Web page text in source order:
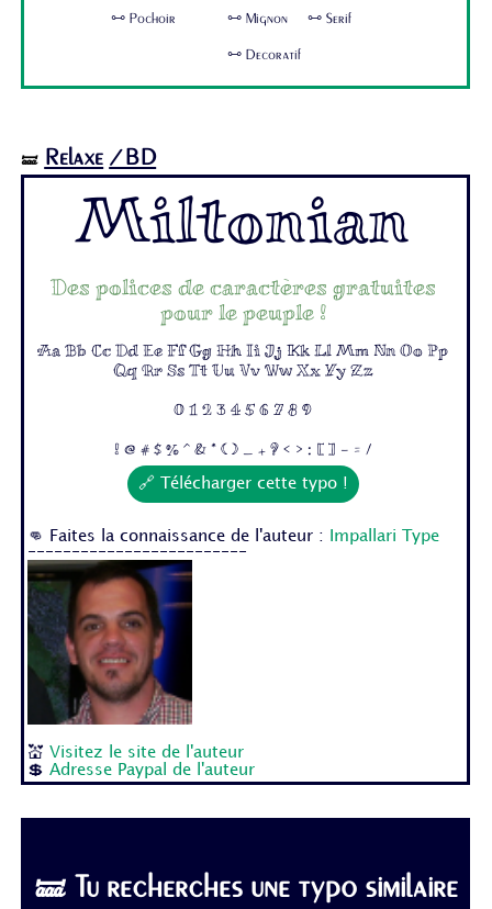
🜺 Pochoir 🜺 Mignon
🜺 Decoratif
🜺 Serif
🝛 Relaxe /BD
Miltonian
Des polices de caractères gratuites
pour le peuple !
Aa Bb Cc Dd Ee Ff Gg Hh Ii Jj Kk Ll Mm Nn Oo Pp
Qq Rr Ss Tt Uu Vv Ww Xx Yy Zz
0 1 2 3 4 5 6 7 8 9
! @ # $ % ^ & * ( ) _ + ? < > : [ ] - = /
🔗 Télécharger cette typo !
👊 Faites la connaissance de l'auteur :
Impallari Type
-------------------------
💒 Visitez le site de l'auteur
💲Adresse Paypal de l'auteur
🝛 Tu recherches une typo similaire